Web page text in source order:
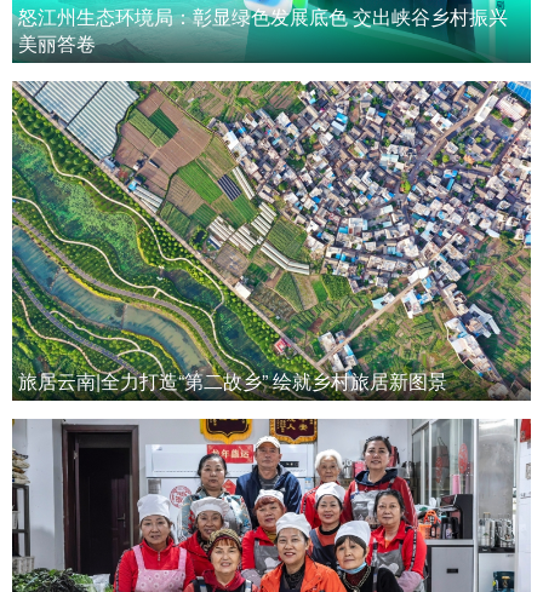
怒江州生态环境局：彰显绿色发展底色 交出峡谷乡村振兴
美丽答卷
旅居云南|全力打造“第二故乡” 绘就乡村旅居新图景